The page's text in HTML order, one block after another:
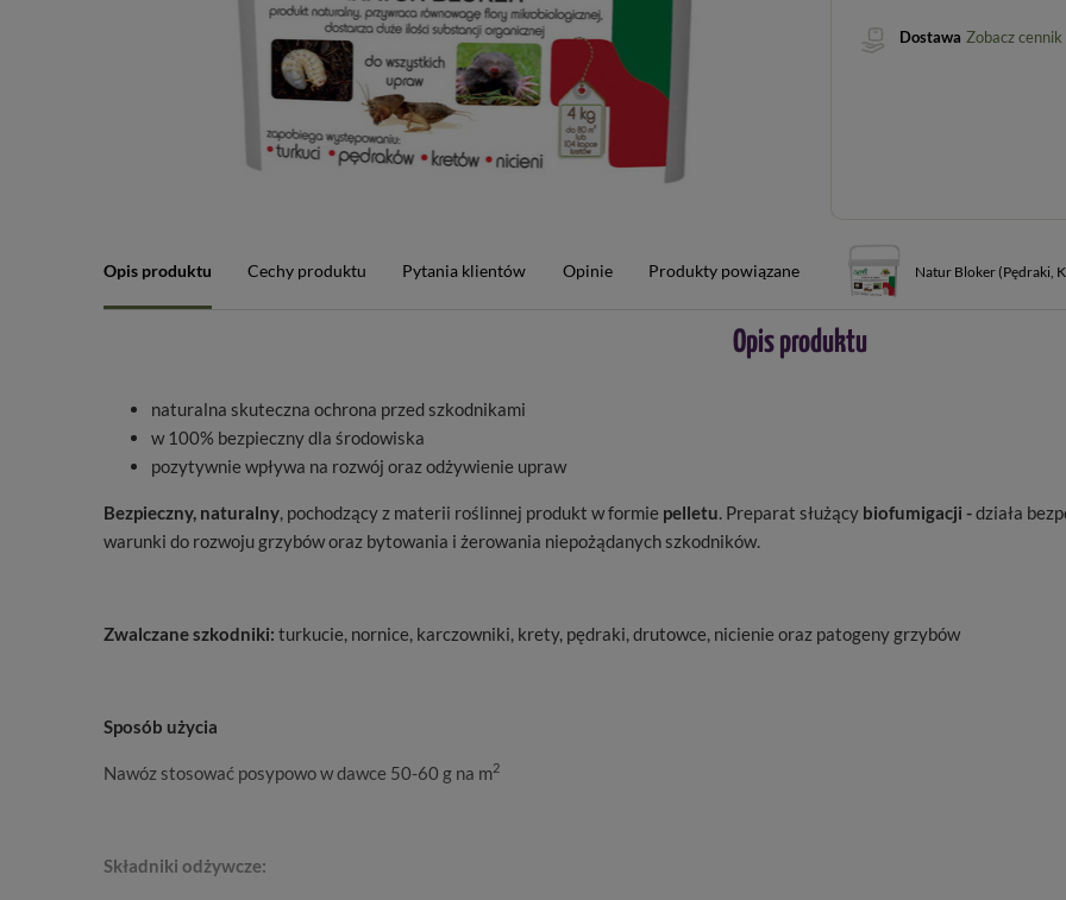
Dostawa Zobacz cennik
Opis produktu Cechy produktu Pytania klientów Opinie Produkty powiązane Natur Bloker (Pędraki,
Opis produktu
naturalna skuteczna ochrona przed szkodnikami
w 100% bezpieczny dla środowiska
pozytywnie wpływa na rozwój oraz odżywienie upraw
Bezpieczny, naturalny, pochodzący z materii roślinnej produkt w formie pelletu. Preparat służący biofumigacji -działa
warunki do rozwoju grzybów oraz bytowania i żerowania niepożądanych szkodników.
Zwalczane szkodniki: turkucie, nornice, karczowniki, krety, pędraki, drutowce, nicienie oraz patogeny grzybów
Sposób użycia
Nawóz stosować posypowo w dawce 50-60 g na m2
Składniki odżywcze: